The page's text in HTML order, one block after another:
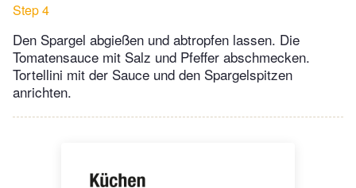
Step 4
Den Spargel abgießen und abtropfen lassen. Die
Tomatensauce mit Salz und Pfeffer abschmecken.
Tortellini mit der Sauce und den Spargelspitzen
anrichten.